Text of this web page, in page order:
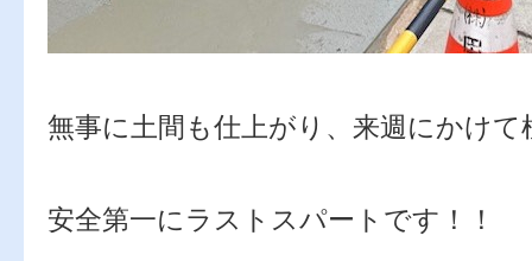
無事に土間も仕上がり、来週にかけ
安全第一にラストスパートです！！